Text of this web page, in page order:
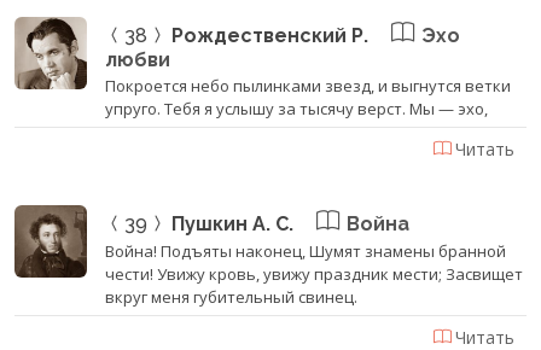
38 Рождественский Р.
Эхо
любви
Покроется небо пылинками звезд, и выгнутся ветки
упруго. Тебя я услышу за тысячу верст. Мы — эхо,
Читать
39 Пушкин А. С. Война
Война! Подъяты наконец, Шумят знамены бранной
чести! Увижу кровь, увижу праздник мести; Засвищет
вкруг меня губительный свинец.
Читать